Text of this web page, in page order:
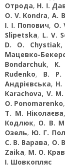
Отрода, Н. І.
O. V. Kondra, А.
І. І. Попович, O.
Slipetska, L. V.
D. O. Chystiak,
Мацевко-
Bondarchuk, K.
Rudenko, В. Р.
Андрієвська, Н.
Karachova, V. М.
О. Ponomarenko,
Т. М. Ніколаєва,
Кодлюк, О. В.
Озель, Ю. Г.
С. В. Варава, О.
Zaika, М. О.
I. Шовкопляс